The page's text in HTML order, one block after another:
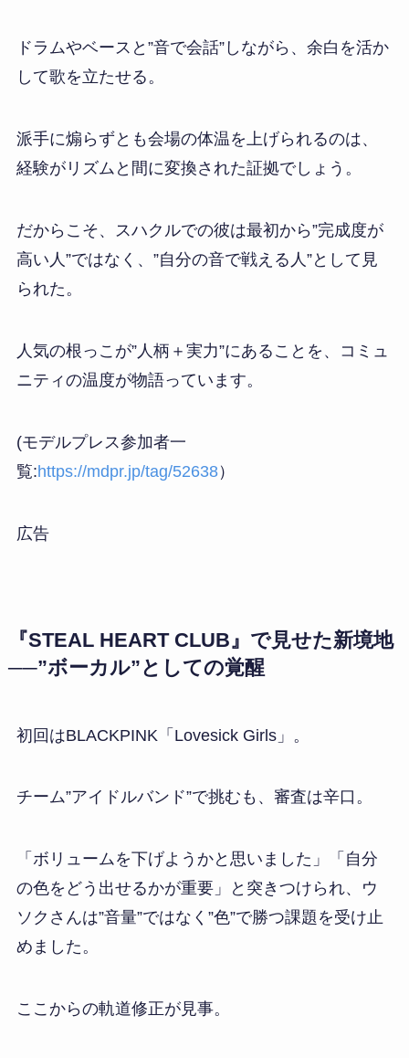
ドラムやベースと”音で会話”しながら、余白を活か
して歌を立たせる。
派手に煽らずとも会場の体温を上げられるのは、
経験がリズムと間に変換された証拠でしょう。
だからこそ、スハクルでの彼は最初から”完成度が
高い人”ではなく、”自分の音で戦える人”として見
られた。
人気の根っこが”人柄＋実力”にあることを、コミュ
ニティの温度が物語っています。
(モデルプレス参加者一
覧:https://mdpr.jp/tag/52638）
広告
『STEAL HEART CLUB』で見せた新境地
──”ボーカル”としての覚醒
初回はBLACKPINK「Lovesick Girls」。
チーム”アイドルバンド”で挑むも、審査は辛口。
「ボリュームを下げようかと思いました」「自分
の色をどう出せるかが重要」と突きつけられ、ウ
ソクさんは”音量”ではなく”色”で勝つ課題を受け止
めました。
ここからの軌道修正が見事。